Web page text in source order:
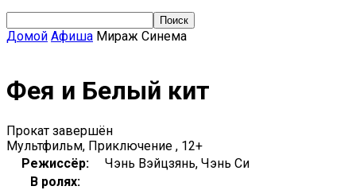
Домой Афиша Мираж Синема
Фея и Белый кит
Прокат завершён
Мультфильм, Приключение , 12+
Режиссёр:
Чэнь Вэйцзянь, Чэнь Си
В ролях: